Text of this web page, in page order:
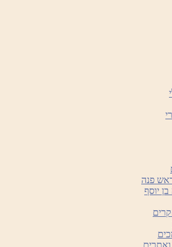
פנה
יוסף
ואתרים